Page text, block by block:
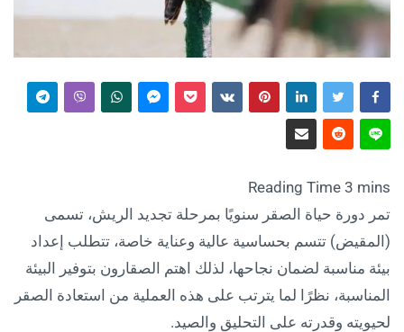
تمر دورة حياة الصقر سنويًا بمرحلة تجديد الريش، تسمى
(المقيض) تتسم بحساسية عالية وعناية خاصة، تتطلب إعداد
بيئة مناسبة لضمان نجاحها، لذلك اهتم الصقارون بتوفير البيئة
المناسبة، نظرًا لما يترتب على هذه العملية من استعادة الصقر
لحيويته وقدرته على التحليق والصيد.